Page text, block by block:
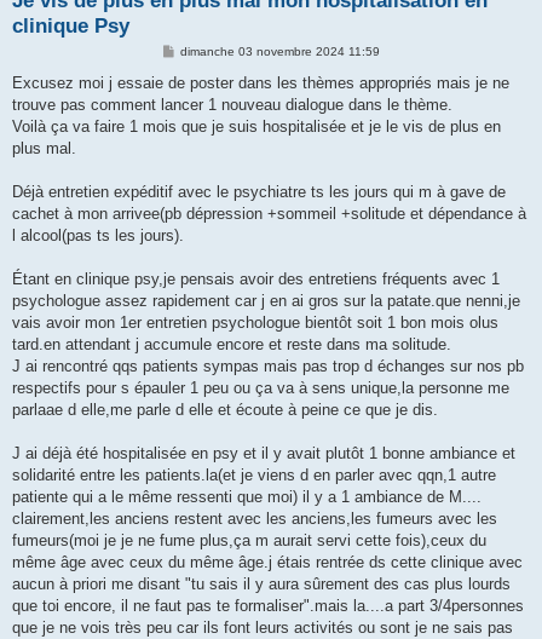
clinique Psy
M
s
a
g
dimanche 03 novembre 2024 11:59
Excusez moi j essaie de poster dans les thèmes appropriés mais je ne
trouve pas comment lancer 1 nouveau dialogue dans le thème.
Voilà ça va faire 1 mois que je suis hospitalisée et je le vis de plus en
plus mal.
Déjà entretien expéditif avec le psychiatre ts les jours qui m à gave de
cachet à mon arrivee(pb dépression +sommeil +solitude et dépendance à
l alcool(pas ts les jours).
Étant en clinique psy,je pensais avoir des entretiens fréquents avec 1
psychologue assez rapidement car j en ai gros sur la patate.que nenni,je
vais avoir mon 1er entretien psychologue bientôt soit 1 bon mois olus
tard.en attendant j accumule encore et reste dans ma solitude.
J ai rencontré qqs patients sympas mais pas trop d échanges sur nos pb
respectifs pour s épauler 1 peu ou ça va à sens unique,la personne me
parlaae d elle,me parle d elle et écoute à peine ce que je dis.
J ai déjà été hospitalisée en psy et il y avait plutôt 1 bonne ambiance et
solidarité entre les patients.la(et je viens d en parler avec qqn,1 autre
patiente qui a le même ressenti que moi) il y a 1 ambiance de M....
clairement,les anciens restent avec les anciens,les fumeurs avec les
fumeurs(moi je je ne fume plus,ça m aurait servi cette fois),ceux du
même âge avec ceux du même âge.j étais rentrée ds cette clinique avec
aucun à priori me disant "tu sais il y aura sûrement des cas plus lourds
que toi encore, il ne faut pas te formaliser".mais la....a part 3/4personnes
que je ne vois très peu car ils font leurs activités ou sont je ne sais pas